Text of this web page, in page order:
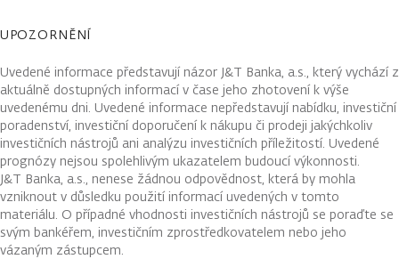
UPOZORNĚNÍ
Uvedené informace představují názor J&T Banka, a.s., který vychází z
aktuálně dostupných informací v čase jeho zhotovení k výše
uvedenému dni. Uvedené informace nepředstavují nabídku, investiční
poradenství, investiční doporučení k nákupu či prodeji jakýchkoliv
investičních nástrojů ani analýzu investičních příležitostí. Uvedené
prognózy nejsou spolehlivým ukazatelem budoucí výkonnosti.
J&T Banka, a.s., nenese žádnou odpovědnost, která by mohla
vzniknout v důsledku použití informací uvedených v tomto
materiálu. O případné vhodnosti investičních nástrojů se poraďte se
svým bankéřem, investičním zprostředkovatelem nebo jeho
vázaným zástupcem.